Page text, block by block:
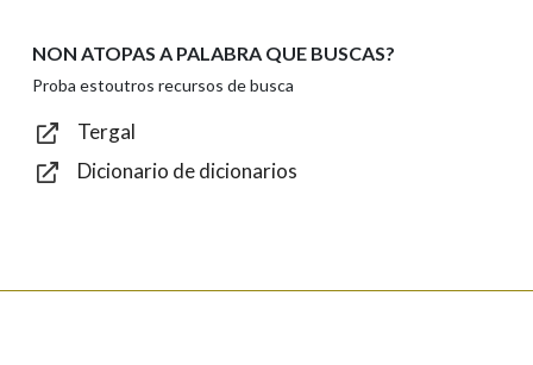
Texto de verificación
NON ATOPAS A PALABRA QUE BUSCAS?
Proba estoutros recursos de busca
Tergal
Dicionario de dicionarios